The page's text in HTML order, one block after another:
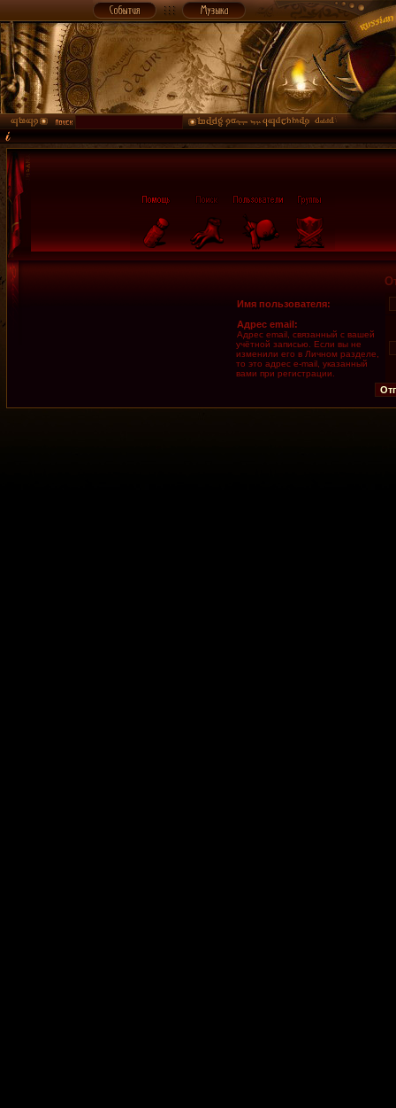
Имя пользователя:
Адрес email:
Адрес email, связанный с вашей
учётной записью. Если вы не
изменили его в Личном разделе,
то это адрес e-mail, указанный
вами при регистрации.